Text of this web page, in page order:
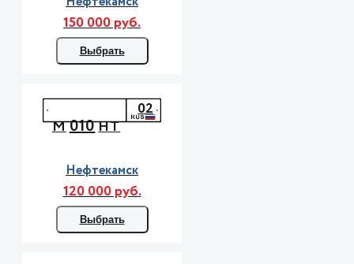
150 000 руб.
Выбрать
М010НТ
02
Нефтекамск
120 000 руб.
Выбрать